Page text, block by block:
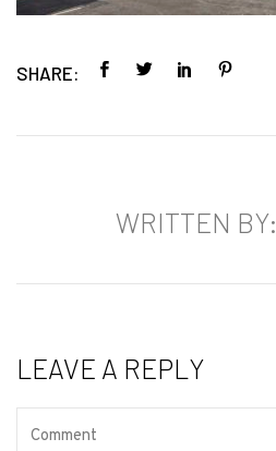
SHARE:
WRITTEN BY:
LEAVE A REPLY